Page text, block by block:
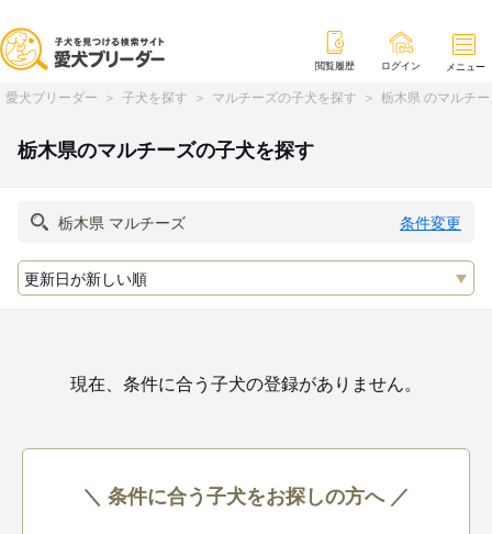
閲覧履歴 ログイン メニュー
愛犬ブリーダー 子犬を探す マルチーズの子犬を探す 栃木県 のマルチ
栃木県のマルチーズの子犬を探す
条件変更
現在、条件に合う子犬の登録がありません。
＼ 条件に合う子犬をお探しの方へ ／